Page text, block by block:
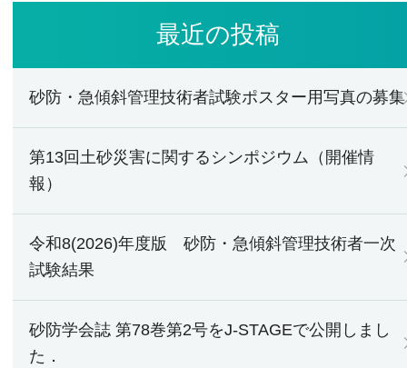
最近の投稿
砂防・急傾斜管理技術者試験ポスター用写真の募集
第13回土砂災害に関するシンポジウム（開催情
報）
令和8(2026)年度版 砂防・急傾斜管理技術者一次
試験結果
砂防学会誌 第78巻第2号をJ-STAGEで公開しまし
た．